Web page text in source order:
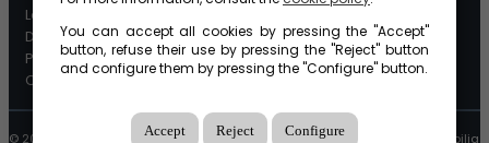
Legal advice
Data protection
Política de cookies
Canal ético
© 2026 GuinotPrunera Todos los derechos reservados | Designed by Mobilia
You can accept all cookies by pressing the "Accept"
button, refuse their use by pressing the "Reject" button
and configure them by pressing the "Configure" button.
Accept Reject Configure